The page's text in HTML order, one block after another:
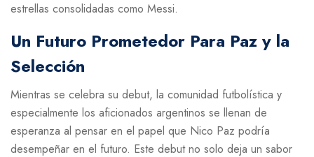
estrellas consolidadas como Messi.
Un Futuro Prometedor Para Paz y la
Selección
Mientras se celebra su debut, la comunidad futbolística y
especialmente los aficionados argentinos se llenan de
esperanza al pensar en el papel que Nico Paz podría
desempeñar en el futuro. Este debut no solo deja un sabor